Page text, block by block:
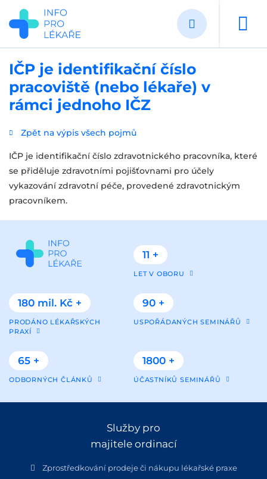
Přejít
hlavnímu
obsahu
IČP je identifikační číslo
pracoviště (nebo lékaře) v
rámci jednoho IČZ
Zpět na výpis všech pojmů
IČP je identifikační číslo zdravotnického pracovníka, které
se přiděluje zdravotními pojišťovnami pro účely
vykazování zdravotní péče, provedené zdravotnickým
pracovníkem.
11 +
LET V OBORU
180 mil. Kč +
PRODÁNO LÉKAŘSKÝCH
PRAXÍ
90 +
USPOŘÁDANÝCH SEMINÁŘŮ
65 +
ODBORNÝCH ČLÁNKŮ
1800 +
ÚČASTNÍKŮ SEMINÁŘŮ
Služby pro
majitele ordinací
Zprostředkování prodeje či nákupu lékařské praxe